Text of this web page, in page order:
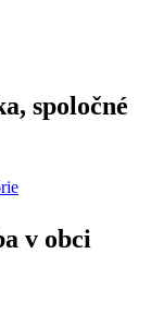
spoločné
v obci